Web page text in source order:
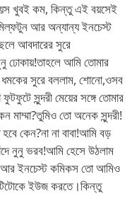
খুবই কম, কিন্তু এই বয়সেই
আর অন্যান্য ইনচেস্ট
আবদারের সুরে
ঢোকায়!তাহলে আমি তোমার
সুরে বললাম, শোনো,ওসব
সুন্দরী মেয়ের সঙ্গে তোমার
মাম্মা?তুমিও তো অনেক সুন্দরী!
কেন?না না বাবা!আমি বড়
নুনু ভরব!আমি হেসে উঠলাম
ইনচেস্ট কমিকস তো আমিও
ইউজ করতে।কিন্তু